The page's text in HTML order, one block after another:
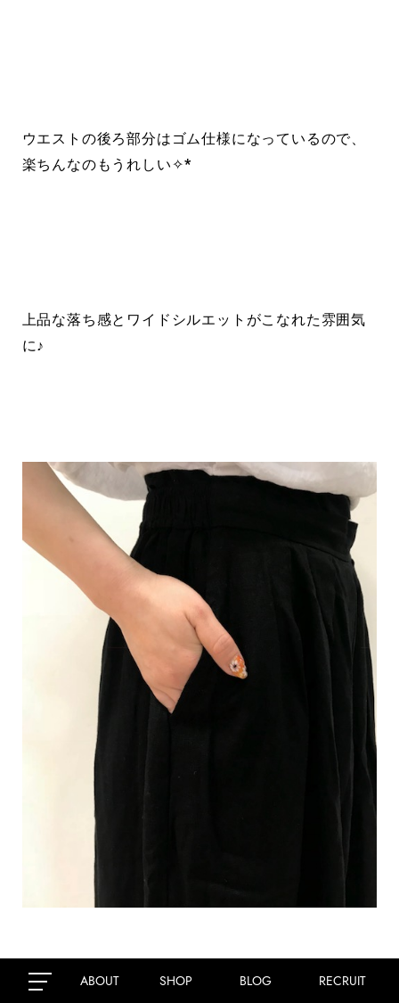
ABOUT SHOP BLOG RECRUIT
ウエストの後ろ部分はゴム仕様になっているので、
楽ちんなのもうれしい✧*
上品な落ち感とワイドシルエットがこなれた雰囲気
に♪